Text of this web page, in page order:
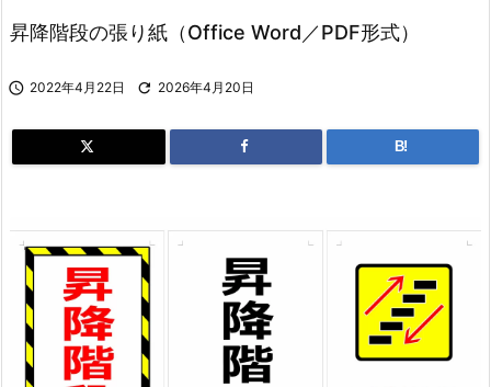
昇降階段の張り紙（Office Word／PDF形式）
 2022年4月22日  2026年4月20日
B!